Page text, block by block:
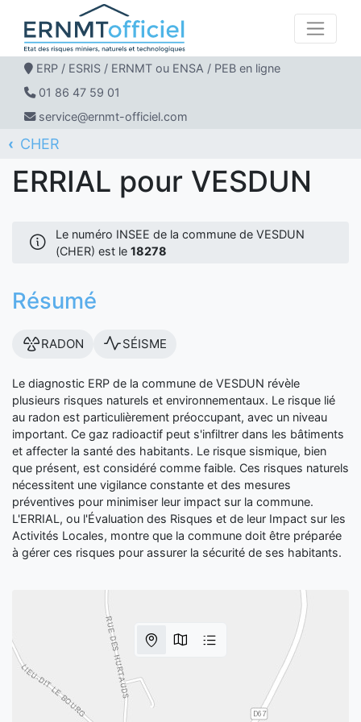
ERP / ESRIS / ERNMT ou ENSA / PEB en ligne
01 86 47 59 01
service@ernmt-officiel.com
ERNMT Officiel
ERRIAL
CHER
VESDUN
ERRIAL pour VESDUN
Le numéro INSEE de la commune de VESDUN
(CHER) est le 18278
Résumé
RADON SÉISME
Le diagnostic ERP de la commune de VESDUN révèle
plusieurs risques naturels et environnementaux. Le risque lié
au radon est particulièrement préoccupant, avec un niveau
important. Ce gaz radioactif peut s'infiltrer dans les bâtiments
et affecter la santé des habitants. Le risque sismique, bien
que présent, est considéré comme faible. Ces risques naturels
nécessitent une vigilance constante et des mesures
préventives pour minimiser leur impact sur la commune.
L'ERRIAL, ou l'Évaluation des Risques et de leur Impact sur les
Activités Locales, montre que la commune doit être préparée
à gérer ces risques pour assurer la sécurité de ses habitants.